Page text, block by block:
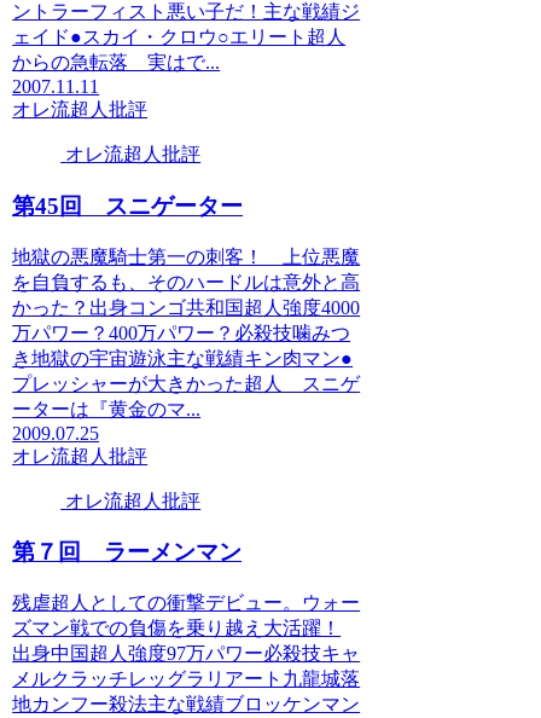
ントラーフィスト悪い子だ！主な戦績ジ
ェイド●スカイ・クロウ○エリート超人
からの急転落 実はで...
2007.11.11
オレ流超人批評
オレ流超人批評
第45回 スニゲーター
地獄の悪魔騎士第一の刺客！ 上位悪魔
を自負するも、そのハードルは意外と高
かった？出身コンゴ共和国超人強度4000
万パワー？400万パワー？必殺技噛みつ
き地獄の宇宙遊泳主な戦績キン肉マン●
プレッシャーが大きかった超人 スニゲ
ーターは『黄金のマ...
2009.07.25
オレ流超人批評
オレ流超人批評
第７回 ラーメンマン
残虐超人としての衝撃デビュー。ウォー
ズマン戦での負傷を乗り越え大活躍！
出身中国超人強度97万パワー必殺技キャ
メルクラッチレッグラリアート九龍城落
地カンフー殺法主な戦績ブロッケンマン